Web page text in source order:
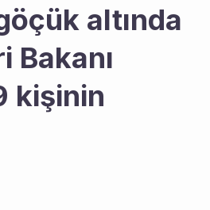
altında
Bakanı
kişinin